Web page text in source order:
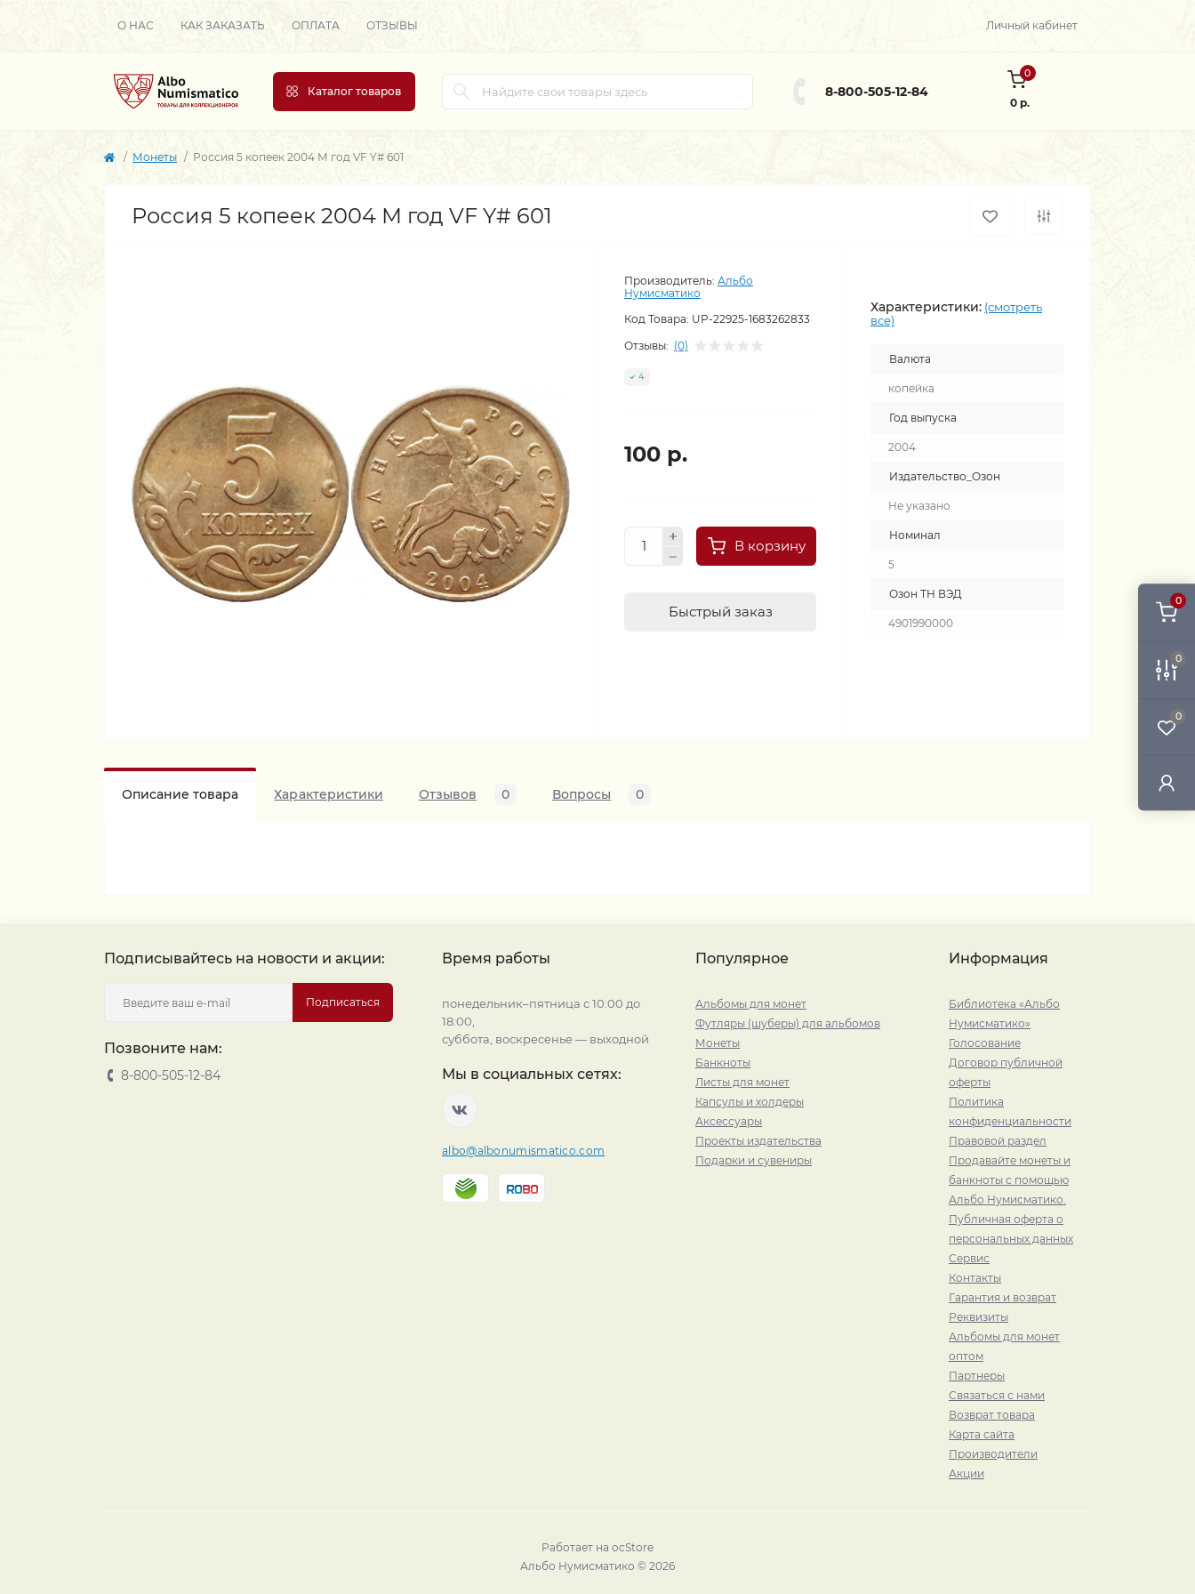
0
0
0
О НАС КАК ЗАКАЗАТЬ ОПЛАТА ОТЗЫВЫ Личный кабинет
Каталог товаров 8-800-505-12-84
0
0 р.
Монеты Россия 5 копеек 2004 М год VF Y# 601
Россия 5 копеек 2004 М год VF Y# 601
Производитель: Альбо
Нумисматико
Код Товара: UP-22925-1683262833
Отзывы: (0)
4
100 р.
В корзину
Быстрый заказ
Характеристики: (смотреть
все)
Валюта
копейка
Год выпуска
2004
Издательство_Озон
Не указано
Номинал
5
Озон ТН ВЭД
4901990000
Описание товара Характеристики Отзывов 0 Вопросы 0
Подписывайтесь на новости и акции:
Подписаться
Позвоните нам:
8-800-505-12-84
Время работы
понедельник–пятница с 10:00 до
18:00,
суббота, воскресенье — выходной
Мы в социальных сетях:
albo@albonumismatico.com
Популярное
Альбомы для монет
Футляры (шуберы) для альбомов
Монеты
Банкноты
Листы для монет
Капсулы и холдеры
Аксессуары
Проекты издательства
Подарки и сувениры
Информация
Библиотека «Альбо
Нумисматико»
Голосование
Договор публичной
оферты
Политика
конфиденциальности
Правовой раздел
Продавайте монеты и
банкноты с помощью
Альбо Нумисматико.
Публичная оферта о
персональных данных
Сервис
Контакты
Гарантия и возврат
Реквизиты
Альбомы для монет
оптом
Партнеры
Связаться с нами
Возврат товара
Карта сайта
Производители
Акции
Работает на ocStore
Альбо Нумисматико © 2026